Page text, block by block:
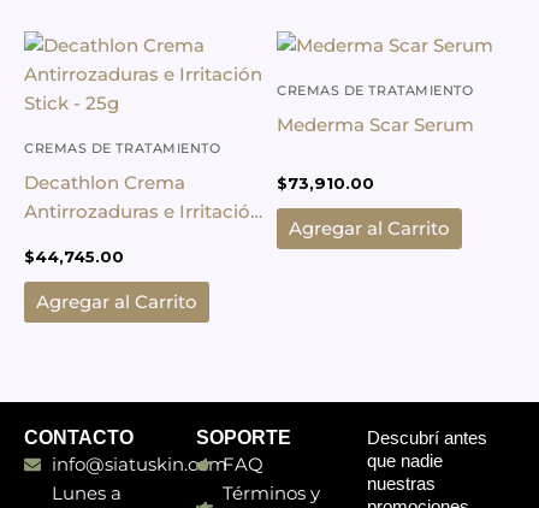
CREMAS DE TRATAMIENTO
Decathlon Crema
Antirrozaduras e Irritación
$44,745.00
Agregar al Carrito
CREMAS DE TRATAMIENTO
Mederma Scar Serum
$73,910.00
Agregar al Carrito
CONTACTO
info@siatuskin.com
Lunes a
SOPORTE
FAQ
Términos y
Descubrí antes
que nadie
nuestras